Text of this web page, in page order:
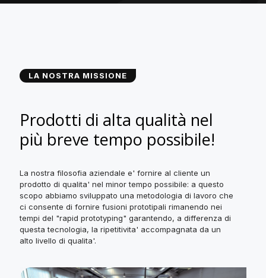
LA NOSTRA MISSIONE
Prodotti di alta qualità nel
più breve tempo possibile!
La nostra filosofia aziendale e' fornire al cliente un
prodotto di qualita' nel minor tempo possibile: a questo
scopo abbiamo sviluppato una metodologia di lavoro che
ci consente di fornire fusioni prototipali rimanendo nei
tempi del "rapid prototyping" garantendo, a differenza di
questa tecnologia, la ripetitivita' accompagnata da un
alto livello di qualita'.